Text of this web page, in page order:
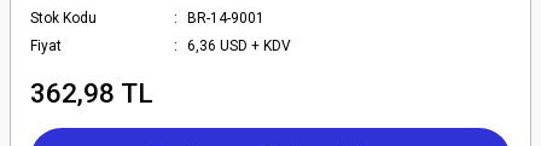
Stok Kodu
BR-14-9001
Fiyat
6,36 USD + KDV
362,98 TL